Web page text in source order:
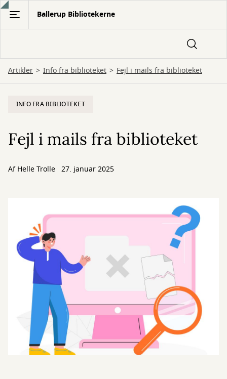
Gå
hovedindhold
Ballerup Bibliotekerne
Artikler Info fra biblioteket Fejl i mails fra biblioteket
INFO FRA BIBLIOTEKET
Fejl i mails fra biblioteket
AfHelle Trolle 27. januar 2025